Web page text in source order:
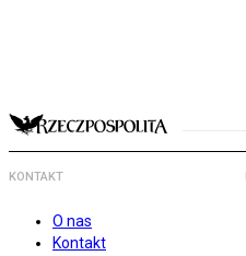
KONTAKT
O nas
Kontakt